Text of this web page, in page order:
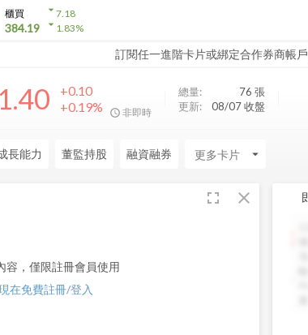
櫃買
384.19
arrow_drop_down7.18
arrow_drop_down1.83%
訂閱任一進階卡片或綁定合作券商帳
+0.10
+0.19%
非即時
總量: 76 張
更新:
08/07 收盤
長能力 董監持股 融資融券 arrow_drop_down
fullscreen close
容，僅限註冊會員使用
在免費註冊/登入